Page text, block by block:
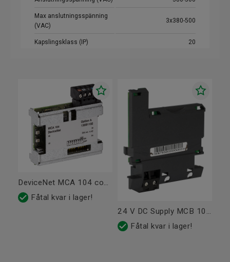
Max anslutningsspänning
(VAC)
3x380-500
Kapslingsklass (IP) 20
Utspänning (V)
Frekvensområde (Hz)
Tillverkare
Produktserie
Nätanslutning
(nätansl.)
48-63
DeviceNet MCA 104 coated Tillbehör
Fåtal kvar i lager!
24 V DC Supply MCB 107 coated Tillbehör
Fåtal kvar i lager!